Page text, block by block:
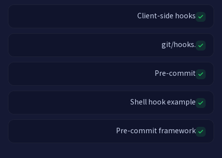
Client-side hooks
.git/hooks
Pre-commit
Shell hook example
Pre-commit framework